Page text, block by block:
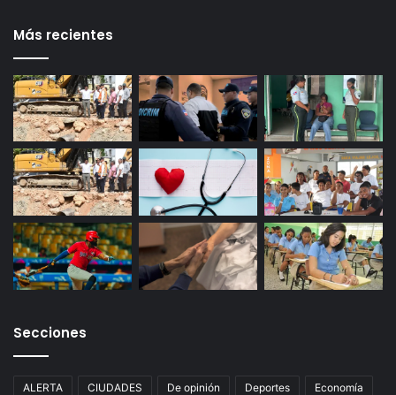
Más recientes
Secciones
ALERTA CIUDADES De opinión Deportes Economía